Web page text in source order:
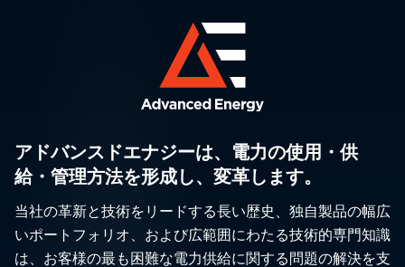
アドバンスドエナジーは、電力の使用・供
給・管理方法を形成し、変革します。
当社の革新と技術をリードする長い歴史、独自製品の幅広
いポートフォリオ、および広範囲にわたる技術的専門知識
は、お客様の最も困難な電力供給に関する問題の解決を支